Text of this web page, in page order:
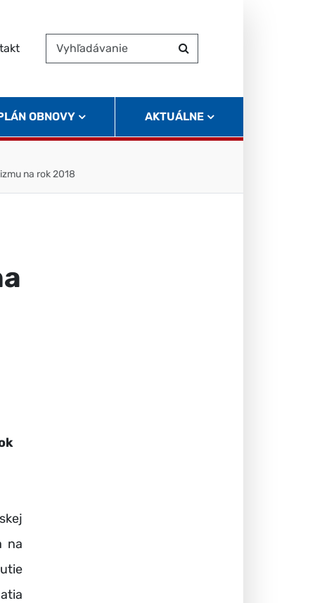
Vyhľadávanie
Hľadať
OBNOVY AKTUÁLNE
na rok 2018
na